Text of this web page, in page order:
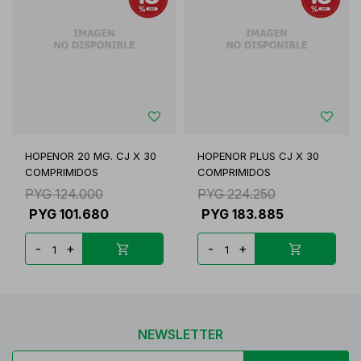
HOPENOR 20 MG. CJ X 30
COMPRIMIDOS
PYG 124.000
PYG 101.680
- +
HOPENOR PLUS CJ X 30
COMPRIMIDOS
PYG 224.250
PYG 183.885
- +
NEWSLETTER